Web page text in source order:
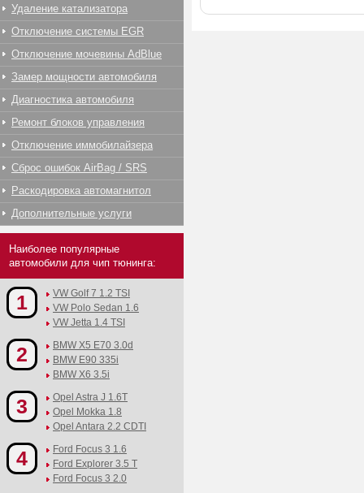
Удаление катализатора
Отключение системы EGR
Отключение мочевины AdBlue
Замер мощности автомобиля
Диагностика автомобиля
Ремонт блоков управления
Отключение иммобилайзера
Сброс ошибок AirBag / SRS
Раскодировка автомагнитол
Дополнительные услуги
Наиболее популярные
автомобили для чип тюнинга:
1
VW Golf 7 1.2 TSI
VW Polo Sedan 1.6
VW Jetta 1.4 TSI
2
BMW X5 E70 3.0d
BMW E90 335i
BMW X6 3.5i
3
Opel Astra J 1.6T
Opel Mokka 1.8
Opel Antara 2.2 CDTI
4
Ford Focus 3 1.6
Ford Explorer 3.5 T
Ford Focus 3 2.0